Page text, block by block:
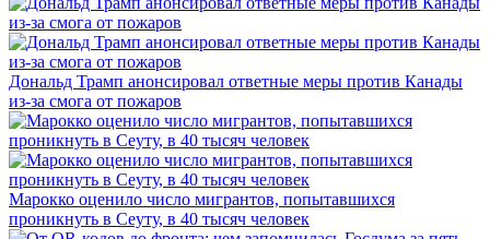
Дональд Трамп анонсировал ответные меры против Канады
из-за смога от пожаров
Марокко оценило число мигрантов, попытавшихся
проникнуть в Сеуту, в 40 тысяч человек